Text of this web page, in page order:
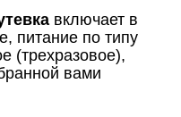
включает в
питание по типу
(трехразовое),
вами